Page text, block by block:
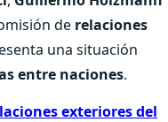
de relaciones
una situación
entre naciones.
exteriores del